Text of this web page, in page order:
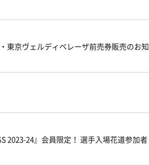
京ヴェルディベレーザ前売券販売のお知
2023-24』会員限定！ 選手入場花道参加者